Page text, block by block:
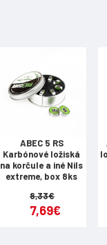
ABEC 5 RS
Karbónové ložiská
na korčule a iné Nils
extreme, box 8ks
7,69€
8,33€